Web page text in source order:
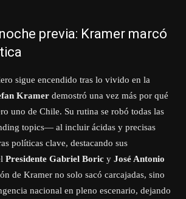
previa: Kramer marcó
sigue encendido tras lo vivido en la
Kramer demostró una vez más por qué
uno de Chile. Su rutina se robó todas las
topics— al incluir ácidas y precisas
políticas clave, destacando sus
Presidente Gabriel Boric y José Antonio
de Kramer no solo sacó carcajadas, sino
nacional en pleno escenario, dejando